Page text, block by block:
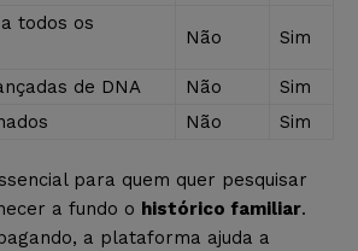
todos os
Não Sim
de DNA Não
Sim
Não Sim
para quem quer pesquisar
a fundo o histórico familiar.
a plataforma ajuda a